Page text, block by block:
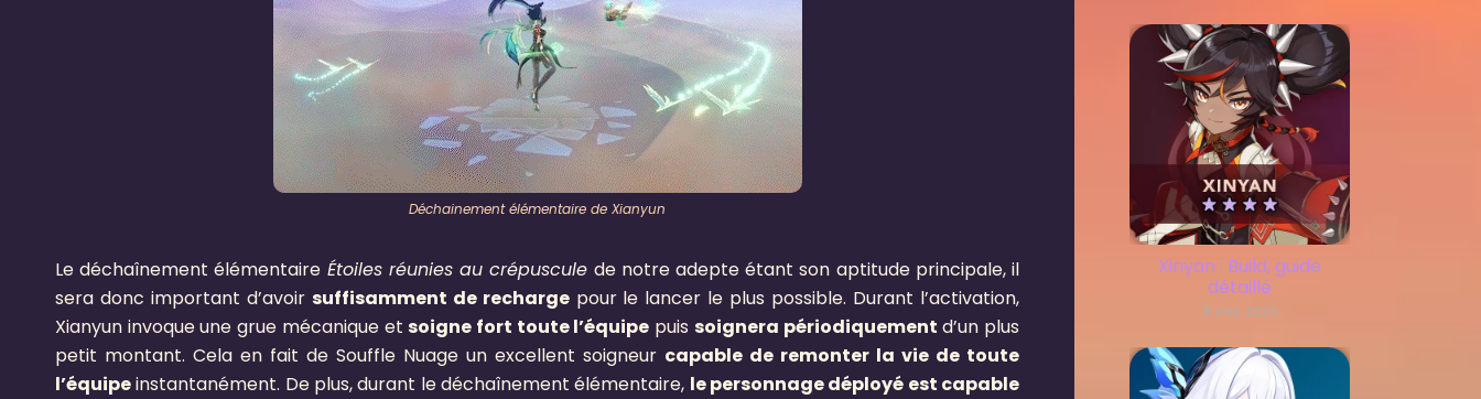
Déchainement élémentaire de Xianyun
Le déchaînement élémentaire Étoiles réunies au crépuscule de notre adepte étant son aptitude principale, il
sera donc important d’avoir suffisamment de rechargepour le lancer le plus possible. Durant l’activation,
Xianyun invoque une grue mécanique etsoigne fort toute l’équipe puis soignera périodiquement d’un plus
petit montant. Cela en fait de Souffle Nuage un excellent soigneur capable de remonter la vie de toute
l’équipeinstantanément. De plus, durant le déchaînement élémentaire, le personnage déployé est capable
Xinyan : Build, guide
détaillé
8 mai 2026